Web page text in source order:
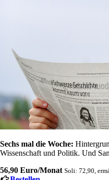
Sechs mal die Woche:
Wissenschaft und Politik. Und
56,90 Euro/Monat Soli: 72,90,